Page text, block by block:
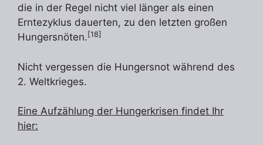
die in der Regel nicht viel länger als einen
Erntezyklus dauerten, zu den letzten großen
Hungersnöten.[18]
Nicht vergessen die Hungersnot während des
2. Weltkrieges.
Eine Aufzählung der Hungerkrisen findet Ihr
hier: